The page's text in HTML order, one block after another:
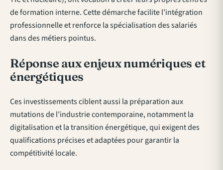
de formation interne. Cette démarche facilite l’intégration
professionnelle et renforce la spécialisation des salariés
dans des métiers pointus.
Réponse aux enjeux numériques et
énergétiques
Ces investissements ciblent aussi la préparation aux
mutations de l’industrie contemporaine, notamment la
digitalisation et la transition énergétique, qui exigent des
qualifications précises et adaptées pour garantir la
compétitivité locale.